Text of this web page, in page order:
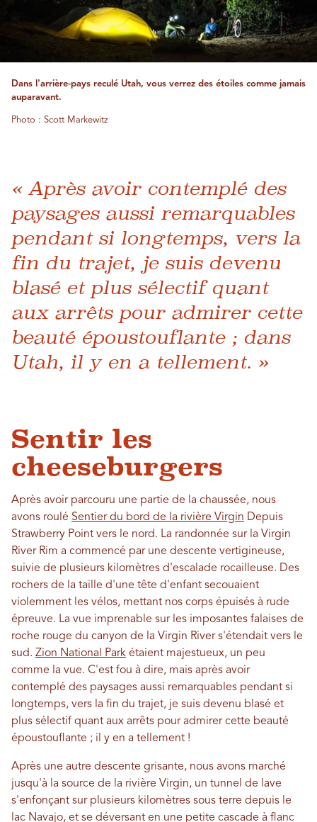
Dans l'arrière-pays reculé Utah, vous verrez des étoiles comme jamais
auparavant.
Photo : Scott Markewitz
« Après avoir contemplé des
paysages aussi remarquables
pendant si longtemps, vers la
fin du trajet, je suis devenu
blasé et plus sélectif quant
aux arrêts pour admirer cette
beauté époustouflante ; dans
Utah, il y en a tellement. »
Sentir les
cheeseburgers
Après avoir parcouru une partie de la chaussée, nous
avons roulé Sentier du bord de la rivière Virgin Depuis
Strawberry Point vers le nord. La randonnée sur la Virgin
River Rim a commencé par une descente vertigineuse,
suivie de plusieurs kilomètres d'escalade rocailleuse. Des
rochers de la taille d'une tête d'enfant secouaient
violemment les vélos, mettant nos corps épuisés à rude
épreuve. La vue imprenable sur les imposantes falaises de
roche rouge du canyon de la Virgin River s'étendait vers le
sud. Zion National Park étaient majestueux, un peu
comme la vue. C'est fou à dire, mais après avoir
contemplé des paysages aussi remarquables pendant si
longtemps, vers la fin du trajet, je suis devenu blasé et
plus sélectif quant aux arrêts pour admirer cette beauté
époustouflante ; il y en a tellement !
Après une autre descente grisante, nous avons marché
jusqu'à la source de la rivière Virgin, un tunnel de lave
s'enfonçant sur plusieurs kilomètres sous terre depuis le
lac Navajo, et se déversant en une petite cascade à flanc